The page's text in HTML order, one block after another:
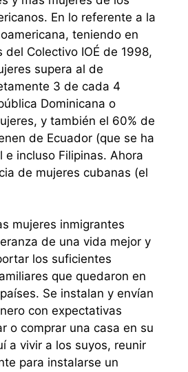
En lo referente a la
teniendo en
Colectivo IOÉ de 1998,
supera al de
3 de cada 4
Dominicana o
y también el 60% de
de Ecuador (que se ha
e incluso Filipinas. Ahora
de mujeres cubanas (el
mujeres inmigrantes
de una vida mejor y
los suficientes
que quedaron en
Se instalan y envían
con expectativas
o comprar una casa en su
a vivir a los suyos, reunir
para instalarse un